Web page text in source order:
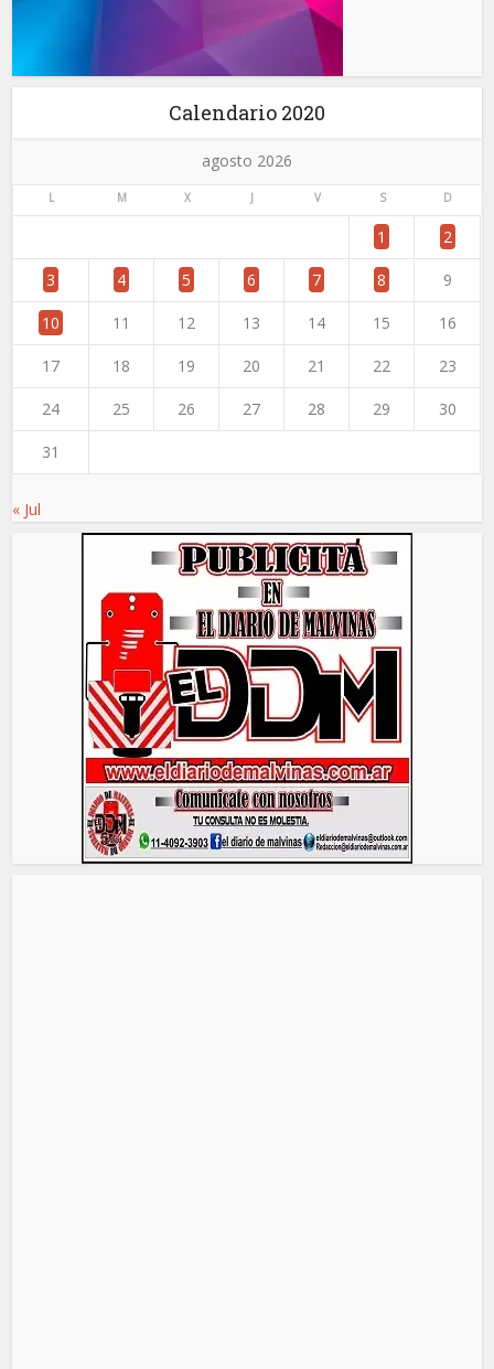
Calendario 2020
agosto 2026
L M X J V S D
1 2
3 4 5 6 7 8 9
10 11 12 13 14 15 16
17 18 19 20 21 22 23
24 25 26 27 28 29 30
31
« Jul